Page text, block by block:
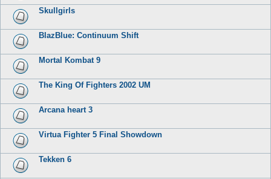
Skullgirls
BlazBlue: Continuum Shift
Mortal Kombat 9
The King Of Fighters 2002 UM
Arcana heart 3
Virtua Fighter 5 Final Showdown
Tekken 6